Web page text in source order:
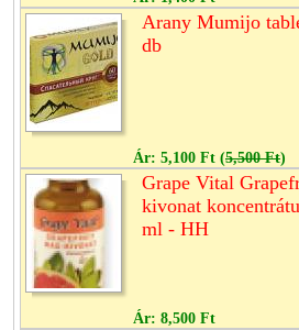
Arany Mumijo
db
Ár: 5,100 Ft (5,500 Ft)
Grape Vital
kivonat
ml - HH
Ár: 8,500 Ft